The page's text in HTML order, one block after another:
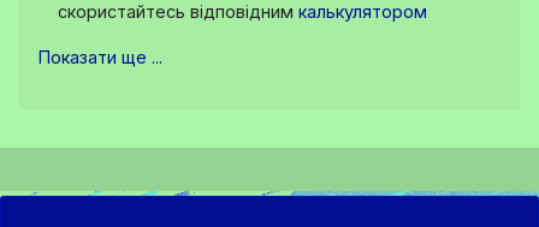
скористайтесь відповідним калькулятором
Показати ще ...